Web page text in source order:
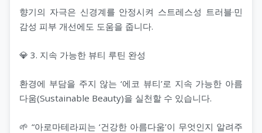
향기의 자극은 신경계를 안정시켜 스트레스성 트러블·민
감성 피부 개선에도 도움을 줍니다.
💎 3. 지속 가능한 뷰티 루틴 완성
환경에 부담을 주지 않는 ‘에코 뷰티’로 지속 가능한 아름
다움(Sustainable Beauty)을 실천할 수 있습니다.
🌱 “아로마테라피는 ‘건강한 아름다움’이 무엇인지 알려주